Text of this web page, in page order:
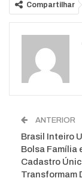
Compartilhar
WhatsApp
ANTERIOR
Brasil Inteiro
Bolsa Família
Cadastro
Transformam